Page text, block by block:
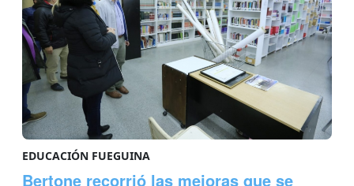
EDUCACIÓN FUEGUINA
Bertone recorrió las mejoras que se